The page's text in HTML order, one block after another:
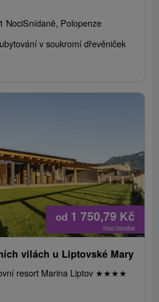
NociSnídaně, Polopenze
v soukromí dřevěniček
od 1 750,79 Kč
/noc/osoba
vilách u Liptovské Mary
resort Marina Liptov ★★★★